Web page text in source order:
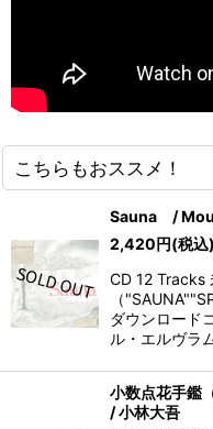
こちらもおススメ！
Sauna /
2,420円(税込)
CD 12 Tracks
（
ダウンロード
ル・エルヴラ
小数点花手鑑
/ 小林大吾